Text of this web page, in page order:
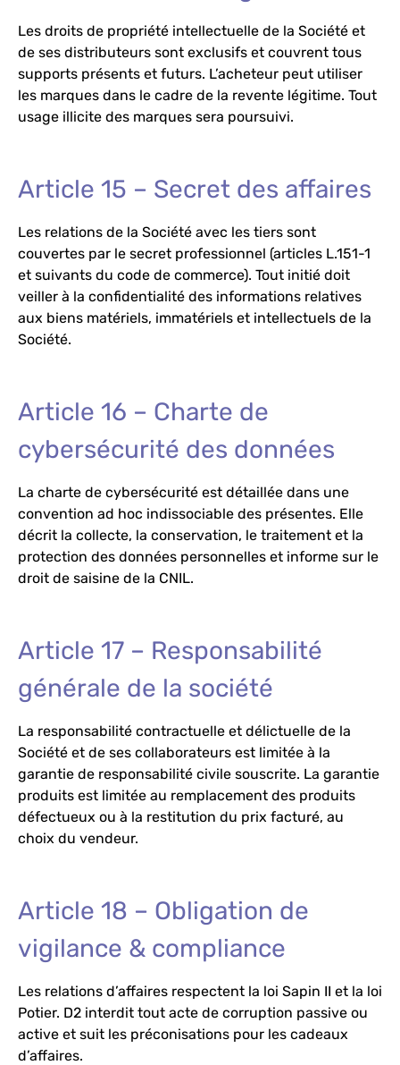
Les droits de propriété intellectuelle de la Société et
de ses distributeurs sont exclusifs et couvrent tous
supports présents et futurs. L’acheteur peut utiliser
les marques dans le cadre de la revente légitime. Tout
usage illicite des marques sera poursuivi.
Article 15 – Secret des affaires
Les relations de la Société avec les tiers sont
couvertes par le secret professionnel (articles L.151-1
et suivants du code de commerce). Tout initié doit
veiller à la confidentialité des informations relatives
aux biens matériels, immatériels et intellectuels de la
Société.
Article 16 – Charte de
cybersécurité des données
La charte de cybersécurité est détaillée dans une
convention ad hoc indissociable des présentes. Elle
décrit la collecte, la conservation, le traitement et la
protection des données personnelles et informe sur le
droit de saisine de la CNIL.
Article 17 – Responsabilité
générale de la société
La responsabilité contractuelle et délictuelle de la
Société et de ses collaborateurs est limitée à la
garantie de responsabilité civile souscrite. La garantie
produits est limitée au remplacement des produits
défectueux ou à la restitution du prix facturé, au
choix du vendeur.
Article 18 – Obligation de
vigilance & compliance
Les relations d’affaires respectent la loi Sapin II et la loi
Potier. D2 interdit tout acte de corruption passive ou
active et suit les préconisations pour les cadeaux
d’affaires.